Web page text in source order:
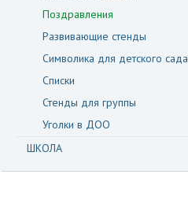
Поздравления
Развивающие стенды
Символика для детского сада
Списки
Стенды для группы
Уголки в ДОО
ШКОЛА